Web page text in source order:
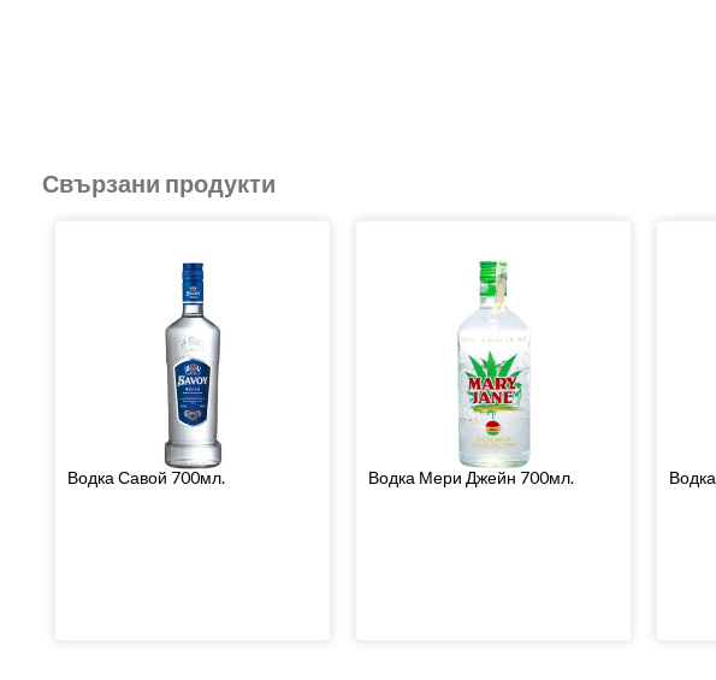
Свързани продукти
Водка Савой 700мл. Водка Мери Джейн 700мл.